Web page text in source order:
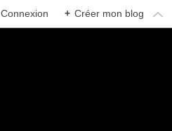
Connexion + Créer mon blog